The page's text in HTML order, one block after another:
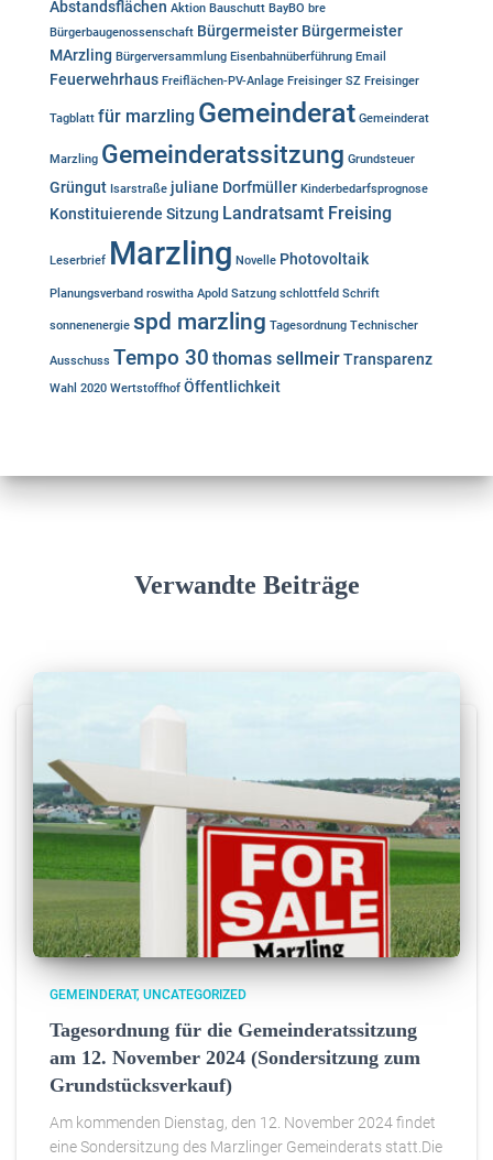
Abstandsflächen Aktion Bauschutt BayBO bre
Bürgerbaugenossenschaft Bürgermeister Bürgermeister
MArzling Bürgerversammlung Eisenbahnüberführung Email
Feuerwehrhaus Freiflächen-PV-Anlage Freisinger SZ Freisinger
Tagblatt für marzling Gemeinderat Gemeinderat
Marzling Gemeinderatssitzung Grundsteuer
Grüngut Isarstraße juliane Dorfmüller Kinderbedarfsprognose
Konstituierende Sitzung Landratsamt Freising
Leserbrief Marzling Novelle Photovoltaik
Planungsverband roswitha Apold Satzung schlottfeld Schrift
sonnenenergie spd marzling Tagesordnung Technischer
Ausschuss Tempo 30 thomas sellmeirTransparenz
Wahl 2020 Wertstoffhof Öffentlichkeit
Verwandte Beiträge
GEMEINDERAT UNCATEGORIZED
Tagesordnung für die Gemeinderatssitzung
am 12. November 2024 (Sondersitzung zum
Grundstücksverkauf)
Am kommenden Dienstag, den 12. November 2024 findet
eine Sondersitzung des Marzlinger Gemeinderats statt.Die